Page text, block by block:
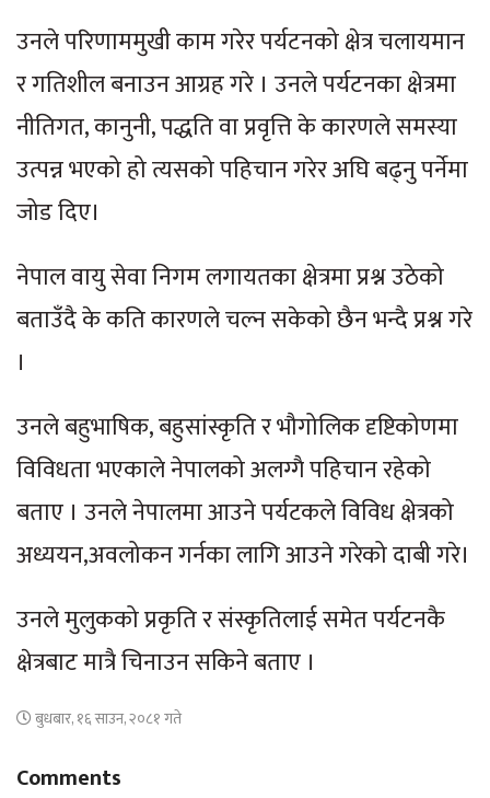
उनले परिणाममुखी काम गरेर पर्यटनको क्षेत्र चलायमान
र गतिशील बनाउन आग्रह गरे । उनले पर्यटनका क्षेत्रमा
नीतिगत, कानुनी, पद्धति वा प्रवृत्ति के कारणले समस्या
उत्पन्न भएको हो त्यसको पहिचान गरेर अघि बढ्नु पर्नेमा
जोड दिए।
नेपाल वायु सेवा निगम लगायतका क्षेत्रमा प्रश्न उठेको
बताउँदै के कति कारणले चल्न सकेको छैन भन्दै प्रश्न गरे
।
उनले बहुभाषिक, बहुसांस्कृति र भौगोलिक दृष्टिकोणमा
विविधता भएकाले नेपालको अलग्गै पहिचान रहेको
बताए । उनले नेपालमा आउने पर्यटकले विविध क्षेत्रको
अध्ययन,अवलोकन गर्नका लागि आउने गरेको दाबी गरे।
उनले मुलुकको प्रकृति र संस्कृतिलाई समेत पर्यटनकै
क्षेत्रबाट मात्रै चिनाउन सकिने बताए ।
बुधबार, १६ साउन, २०८१ गते
Comments